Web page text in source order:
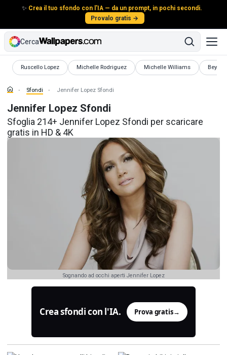
✨ Crea il tuo sfondo con l'IA — da un prompt, in pochi secondi.
Provalo gratis →
Cerca
Ruscello Lopez
Sfondi Michelle Rodriguez
Sfondi Michelle Williams
Sfondi Sfondi
Sfondi Jennifer Lopez Sfondi
Jennifer Lopez Sfondi
Sfoglia 214+ Jennifer Lopez Sfondi per scaricare
gratis in HD & 4K
Sognando ad occhi aperti Jennifer Lopez
Crea sfondi con l'IA. Prova gratis→